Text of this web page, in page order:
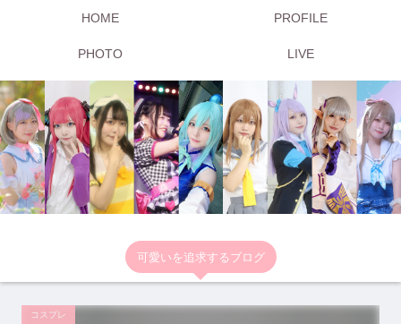
可愛いを追求するブログ
HOME PROFILE
PHOTO LIVE
コスプレ